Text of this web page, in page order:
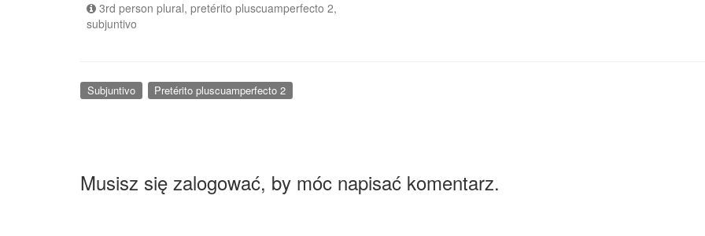
3rd person plural, pretérito pluscuamperfecto 2,
subjuntivo
Subjuntivo Pretérito pluscuamperfecto 2
Musisz się zalogować, by móc napisać komentarz.